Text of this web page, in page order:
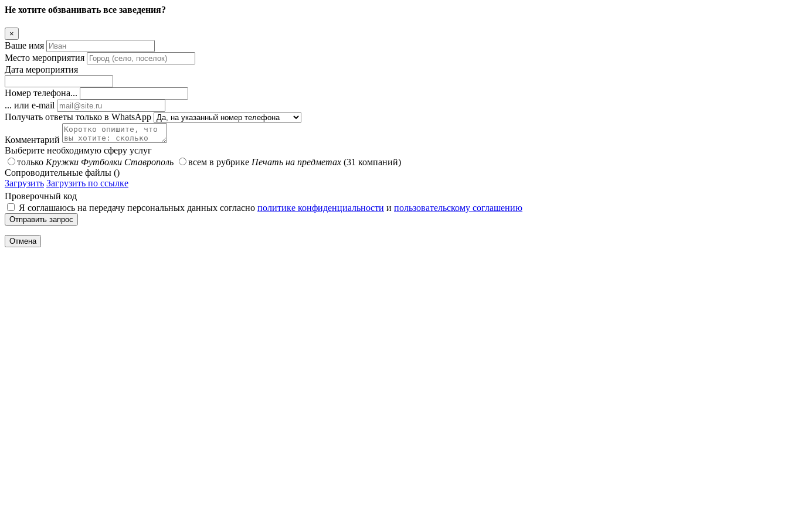
Не хотите обзванивать все заведения?
×
Ваше имя
Место мероприятия
Дата мероприятия
Номер телефона...
... или e-mail
Получать ответы только в WhatsApp
Комментарий
Выберите необходимую сферу услуг
только Кружки Футболки Ставрополь всем в рубрике Печать на предметах (31 компаний)
Сопроводительные файлы ()
Загрузить Загрузить по ссылке
Проверочный код
Я соглашаюсь на передачу персональных данных согласно политике конфиденциальности и пользовательскому соглашению
Отправить запрос
Отмена